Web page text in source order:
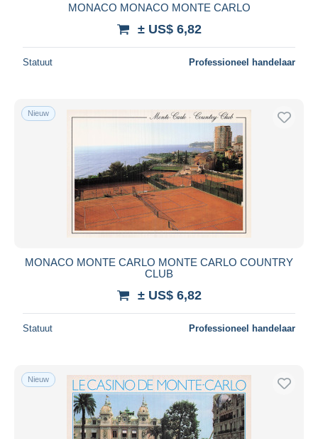
MONACO MONACO MONTE CARLO
± US$ 6,82
Statuut Professioneel handelaar
Nieuw
MONACO MONTE CARLO MONTE CARLO COUNTRY
CLUB
± US$ 6,82
Statuut Professioneel handelaar
Nieuw